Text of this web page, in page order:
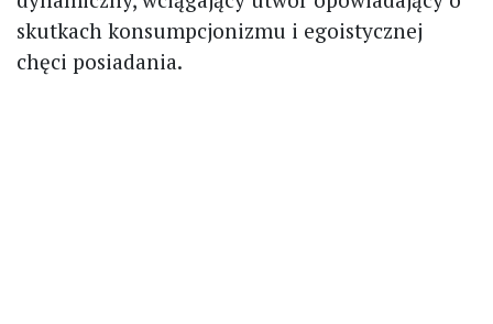
skutkach konsumpcjonizmu i egoistycznej
chęci posiadania.